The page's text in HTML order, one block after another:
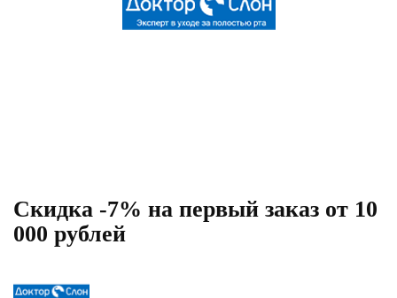
Скидка -7% на первый заказ от 10
000 рублей